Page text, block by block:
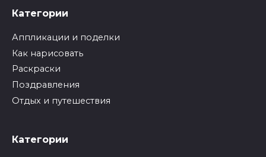
Категории
Аппликации и поделки
Как нарисовать
Раскраски
Поздравления
Отдых и путешествия
Категории